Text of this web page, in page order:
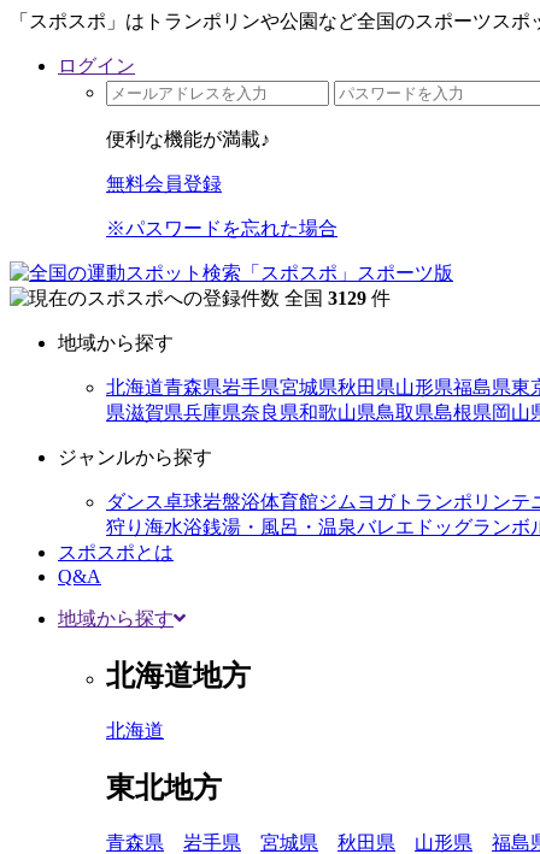
「スポスポ」はトランポリンや公園など全国のスポーツス
ログイン
便利な機能が満載♪
無料会員登録
※パスワードを忘れた場合
全国 3129 件
地域から探す
北海道青森県岩手県宮城県秋田県山形県福島県東
県滋賀県兵庫県奈良県和歌山県鳥取県島根県岡山
ジャンルから探す
ダンス卓球岩盤浴体育館ジム ヨガトランポリンテ
狩り 海水浴銭湯・風呂・温泉バレエ ドッグランボ
スポスポとは
Q&A
地域から探す
北海道地方
北海道
東北地方
青森県 岩手県 宮城県 秋田県 山形県 福島